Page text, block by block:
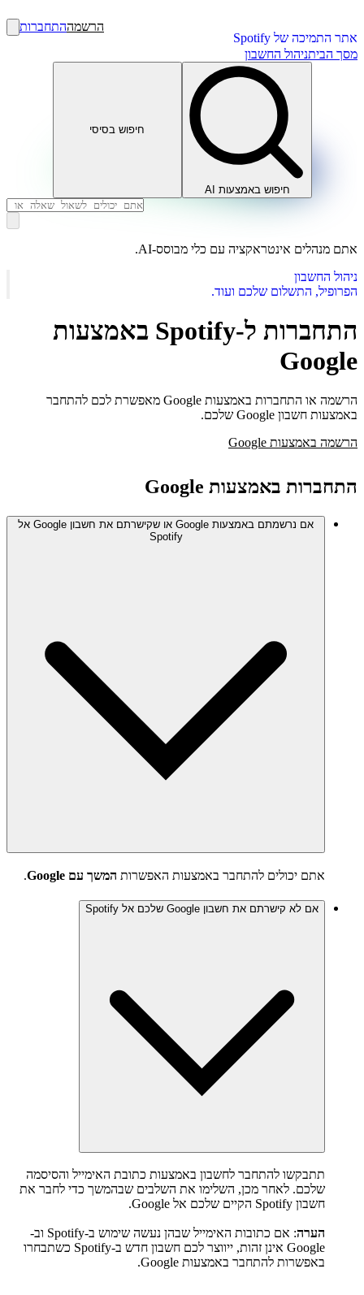
אתר התמיכה של Spotify
הרשמההתחברות
מסך הביתניהול החשבון
חיפוש באמצעות AI
חיפוש בסיסי
אתם מנהלים אינטראקציה עם כלי מבוסס-AI.
ניהול החשבון
הפרופיל, התשלום שלכם ועוד.
התחברות ל-Spotify באמצעות
Google
הרשמה או התחברות באמצעות Google מאפשרת לכם להתחבר
באמצעות חשבון Google שלכם.
הרשמה באמצעות Google
התחברות באמצעות Google
אם נרשמתם באמצעות Google או שקישרתם את חשבון Google אל
Spotify
אתם יכולים להתחבר באמצעות האפשרות המשך עם Google .
אם לא קישרתם את חשבון Google שלכם אל Spotify
תתבקשו להתחבר לחשבון באמצעות כתובת האימייל והסיסמה
שלכם. לאחר מכן, השלימו את השלבים שבהמשך כדי לחבר את
חשבון Spotify הקיים שלכם אל Google.
הערה
: אם כתובות האימייל שבהן נעשה שימוש ב-Spotify וב-
Google אינן זהות, ייווצר לכם חשבון חדש ב-Spotify כשתבחרו
באפשרות להתחבר באמצעות Google.